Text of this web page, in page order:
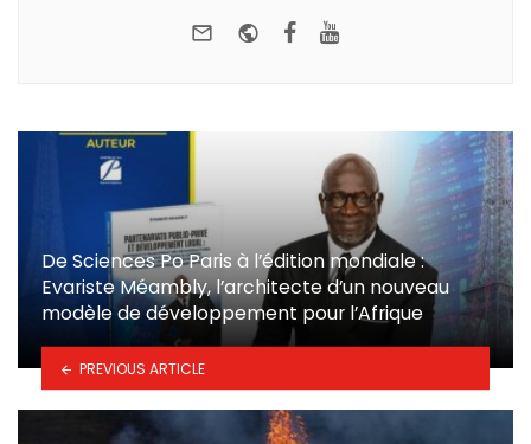
e-mailWebsiteFacebook
De Sciences Po Paris à l’édition mondiale :
Evariste Méambly, l’architecte d’un nouveau
modèle de développement pour l’Afrique
PREVIOUS ARTICLE